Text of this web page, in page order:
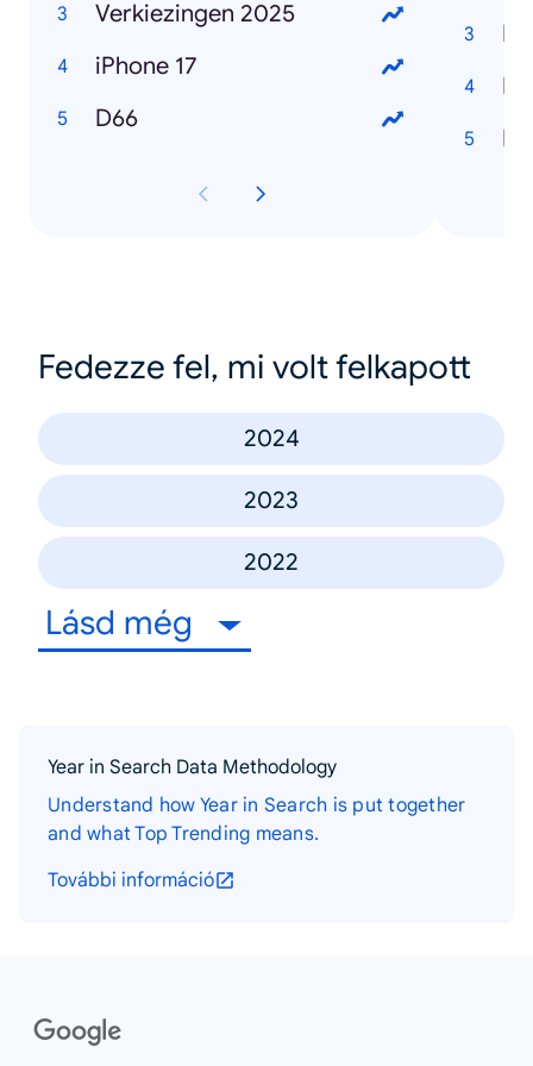
Verkiezingen 2025
iPhone 17
D66
Fedezze fel, mi volt felkapott
2024
2023
2022
Lásd még
Year in Search Data Methodology
Understand how Year in Search is put together
and what Top Trending means.
További információ